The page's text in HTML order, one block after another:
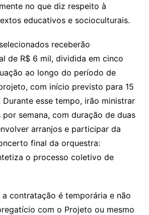
no que diz respeito à
educativos e socioculturais.
receberão
de R$ 6 mil, dividida em cinco
ao longo do período de
com início previsto para 15
esse tempo, irão ministrar
por semana, com duração de duas
arranjos e participar da
final da orquestra:
o processo coletivo de
a contratação é temporária e não
com o Projeto ou mesmo